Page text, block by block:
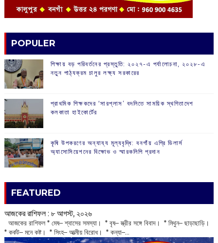
POPULER
শিক্ষায় বড় পরিবর্তনের প্রস্তুতি: ২০২৭-এ পর্যালোচনা, ২০২৮-এ
নতুন পাঠ্যক্রম চালুর লক্ষ্য সরকারের
প্রাথমিক শিক্ষকদের ‘সারপ্লাস’ বদলিতে সাময়িক স্থগিতাদেশ
কলকাতা হাইকোর্টের
কৃষি উপকরণের অন্যায্য মূল্যবৃদ্ধি: বনগাঁয় এগ্রি ডিলার্স
অ্যাসোসিয়েশনের বিক্ষোভ ও স্মারকলিপি প্রদান
FEATURED
আজকের রাশিফল :‌ ‌‌৮ আগস্ট, ২০২৬
‌ আজকের রাশিফল * মেষ– শ্বাসের সমস্যা। * বৃষ– স্ত্রীর সঙ্গে বিবাদ। * মিথুন– ছাড়াছাড়ি।
* কর্কট– মনে কষ্ট। * সিংহ– আত্মীয় বিরোধ। * কন্যা–...